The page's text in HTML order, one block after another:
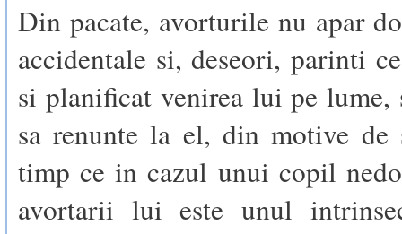
Din pacate, avorturile nu apar
accidentale si, deseori, parinti
si planificat venirea lui pe lume,
sa renunte la el, din motive de
timp ce in cazul unui copil
avortarii lui este unul